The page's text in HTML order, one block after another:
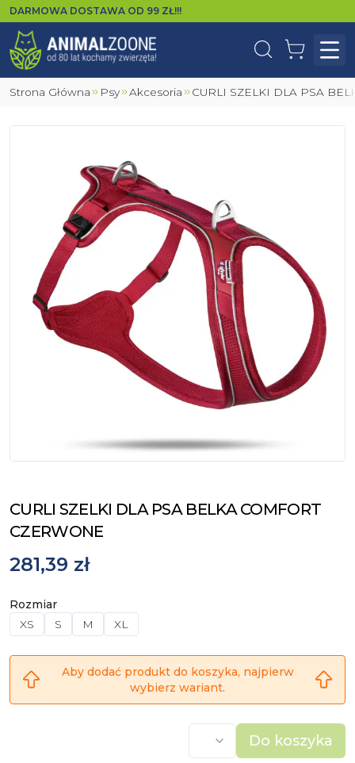
DARMOWA DOSTAWA OD 99 ZŁ!!!
WyszukajKoszyk
Strona Główna Psy Akcesoria CURLI SZELKI DLA PSA
CURLI SZELKI DLA PSA BELKA COMFORT
CZERWONE
281,39 zł
Rozmiar
XS
S M XL
Aby dodać produkt do koszyka, najpierw
wybierz wariant.
Do koszyka